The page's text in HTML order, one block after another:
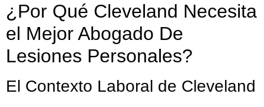
¿Por Qué Cleveland Necesita
el Mejor Abogado De
Lesiones Personales?
El Contexto Laboral de Cleveland